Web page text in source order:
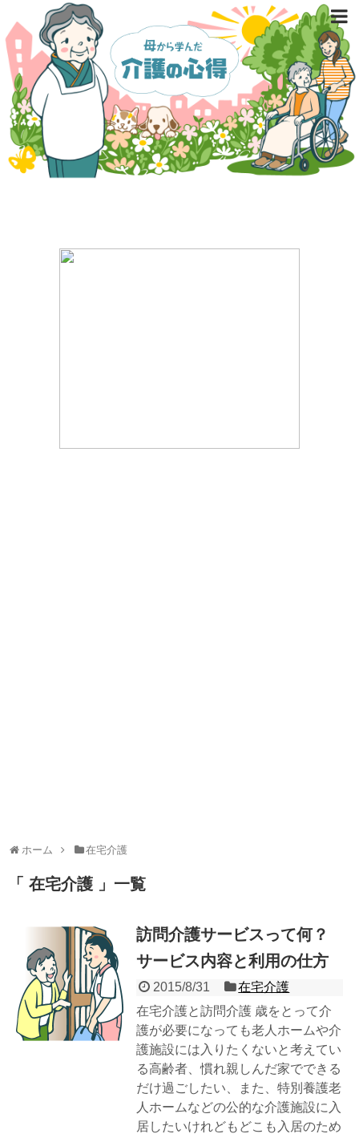
ホーム 在宅介護
在宅介護 一覧
訪問介護サービスって何？
サービス内容と利用の仕方
2015/8/31
在宅介護
在宅介護と訪問介護 歳をとって介
護が必要になっても老人ホームや介
護施設には入りたくないと考えてい
る高齢者、慣れ親しんだ家でできる
だけ過ごしたい、また、特別養護老
人ホームなどの公的な介護施設に入
居したいけれどもどこも入居のため
ホーム
介護施設の選び方
介護制度と医療保険
在宅介護
運営者情報